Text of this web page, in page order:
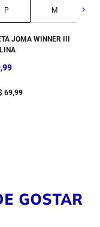
P M
JOMA WINNER III
,99
69,99
GOSTAR